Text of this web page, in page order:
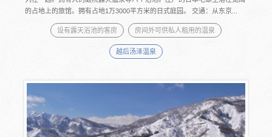
的占地上的旅馆。拥有占地1万3000平方米的日式庭园。 交通：从东京...
设有露天浴池的客房 房间外可供私人租用的温泉
越后汤泽温泉